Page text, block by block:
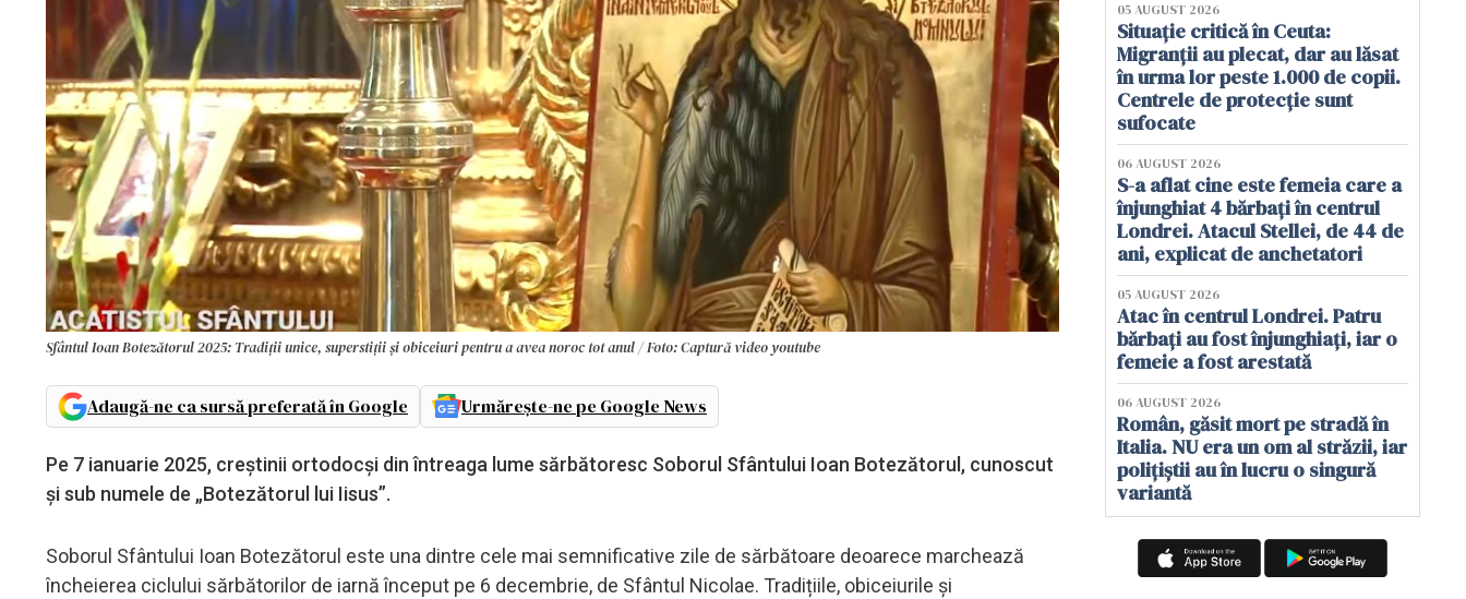
Sfântul Ioan Botezătorul 2025: Tradiții unice, superstiții și obiceiuri pentru a avea noroc tot anul / Foto: Captură video youtube
Adaugă-ne ca sursă preferată în Google Urmărește-ne pe Google News
Pe 7 ianuarie 2025, creștinii ortodocși din întreaga lume sărbătoresc Soborul Sfântului Ioan Botezătorul, cunoscut
și sub numele de „Botezătorul lui Iisus”.
Soborul Sfântului Ioan Botezătorul este una dintre cele mai semnificative zile de sărbătoare deoarece marchează
încheierea ciclului sărbătorilor de iarnă început pe 6 decembrie, de Sfântul Nicolae. Tradițiile, obiceiurile și
05 AUGUST 2026
Situație critică în Ceuta:
Migranții au plecat, dar au lăsat
în urma lor peste 1.000 de copii.
Centrele de protecție sunt
sufocate
06 AUGUST 2026
S-a aflat cine este femeia care a
înjunghiat 4 bărbați în centrul
Londrei. Atacul Stellei, de 44 de
ani, explicat de anchetatori
05 AUGUST 2026
Atac în centrul Londrei. Patru
bărbați au fost înjunghiați, iar o
femeie a fost arestată
06 AUGUST 2026
Român, găsit mort pe stradă în
Italia. NU era un om al străzii, iar
polițiștii au în lucru o singură
variantă